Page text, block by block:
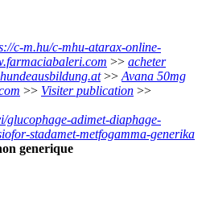
c-m.hu/c-mhu-atarax-online-
>> acheter
>> Avana 50mg
>> Visiter publication >>
glucophage-adimet-diaphage-
stadamet-metfogamma-generika
generique